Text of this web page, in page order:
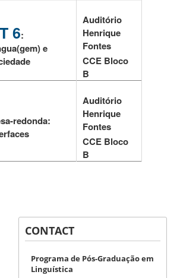
6:
e
Auditório
Henrique
Fontes
CCE Bloco
B
redonda:
Auditório
Henrique
Fontes
CCE Bloco
B
CONTACT
Programa de Pós-Graduação em
Linguística